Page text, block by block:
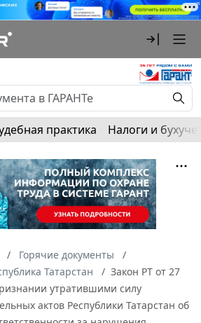
практика Налоги и
Горячие документы
Татарстан
Закон РТ от 27
утратившими силу
актов Республики Татарстан об